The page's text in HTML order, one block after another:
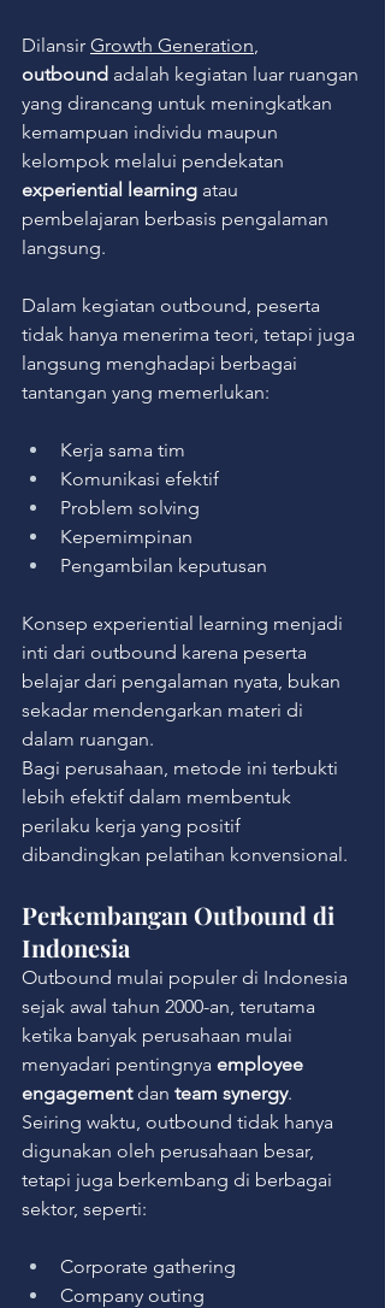
Dilansir Growth Generation,
outbound adalah kegiatan luar ruangan
yang dirancang untuk meningkatkan
kemampuan individu maupun
kelompok melalui pendekatan
experiential learning atau
pembelajaran berbasis pengalaman
langsung.
Dalam kegiatan outbound, peserta
tidak hanya menerima teori, tetapi juga
langsung menghadapi berbagai
tantangan yang memerlukan:
Kerja sama tim
Komunikasi efektif
Problem solving
Kepemimpinan
Pengambilan keputusan
Konsep experiential learning menjadi
inti dari outbound karena peserta
belajar dari pengalaman nyata, bukan
sekadar mendengarkan materi di
dalam ruangan.
Bagi perusahaan, metode ini terbukti
lebih efektif dalam membentuk
perilaku kerja yang positif
dibandingkan pelatihan konvensional.
Perkembangan Outbound di
Indonesia
Outbound mulai populer di Indonesia
sejak awal tahun 2000-an, terutama
ketika banyak perusahaan mulai
menyadari pentingnya employee
engagement dan team synergy.
Seiring waktu, outbound tidak hanya
digunakan oleh perusahaan besar,
tetapi juga berkembang di berbagai
sektor, seperti:
Corporate gathering
Company outing